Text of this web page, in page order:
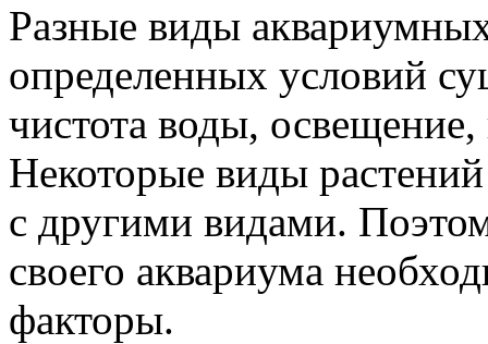
Разные виды
определенных условий
чистота воды, освещение,
Некоторые виды
с другими видами.
своего аквариума
факторы.